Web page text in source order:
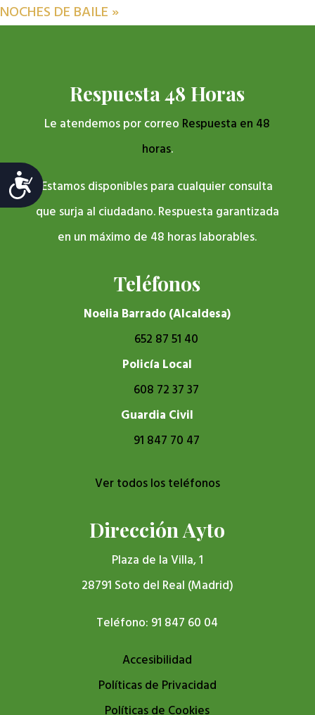
Accesibilidad
NOCHES DE BAILE »
Respuesta 48 Horas
Le atendemos por correo Respuesta en 48
horas.
Estamos disponibles para cualquier consulta
que surja al ciudadano. Respuesta garantizada
en un máximo de 48 horas laborables.
Teléfonos
Noelia Barrado (Alcaldesa)
652 87 51 40
Policía Local
608 72 37 37
Guardia Civil
91 847 70 47
Ver todos los teléfonos
Dirección Ayto
Plaza de la Villa, 1
28791 Soto del Real (Madrid)
Teléfono: 91 847 60 04
Accesibilidad
Políticas de Privacidad